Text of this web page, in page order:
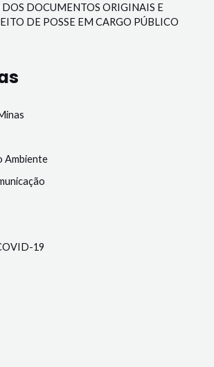
DOCUMENTOS ORIGINAIS E
DE POSSE EM CARGO PÚBLICO
Ambiente
19